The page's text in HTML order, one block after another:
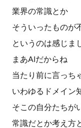
業界の常識とか
そういったものが
というのは感じま
まあAIだからね
当たり前に言っち
いわゆるドメイン
そこの自分たちが
常識だとか考え方